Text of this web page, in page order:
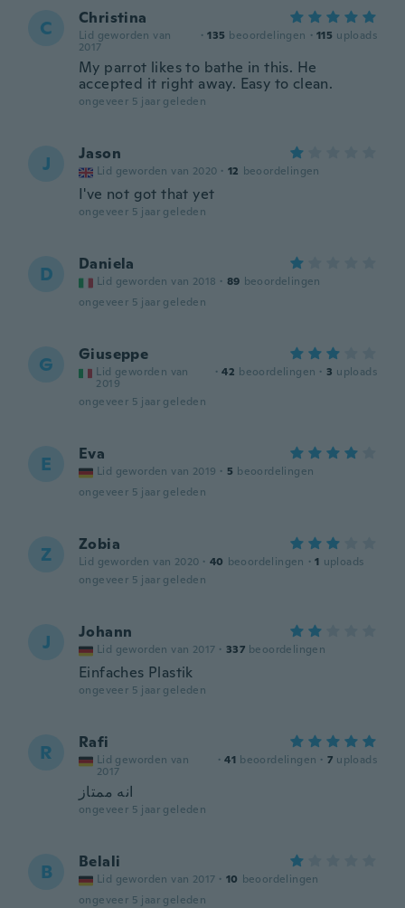
C Christina
Lid geworden van
2017
· 135 beoordelingen · 115 uploads
My parrot likes to bathe in this. He
accepted it right away. Easy to clean.
ongeveer 5 jaar geleden
J Jason
Lid geworden van 2020 · 12 beoordelingen
I've not got that yet
ongeveer 5 jaar geleden
D Daniela
Lid geworden van 2018 · 89 beoordelingen
ongeveer 5 jaar geleden
G Giuseppe
Lid geworden van
2019
· 42 beoordelingen · 3 uploads
ongeveer 5 jaar geleden
E Eva
Lid geworden van 2019 · 5 beoordelingen
ongeveer 5 jaar geleden
Z Zobia
Lid geworden van 2020 · 40 beoordelingen · 1 uploads
ongeveer 5 jaar geleden
J Johann
Lid geworden van 2017 · 337 beoordelingen
Einfaches Plastik
ongeveer 5 jaar geleden
R Rafi
Lid geworden van
2017
· 41 beoordelingen · 7 uploads
انه ممتاز
ongeveer 5 jaar geleden
B Belali
Lid geworden van 2017 · 10 beoordelingen
ongeveer 5 jaar geleden